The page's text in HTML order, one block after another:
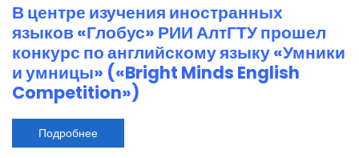
В центре изучения иностранных
языков «Глобус» РИИ АлтГТУ прошел
конкурс по английскому языку «Умники
и умницы» («Bright Minds English
Competition»)
Подробнее
В